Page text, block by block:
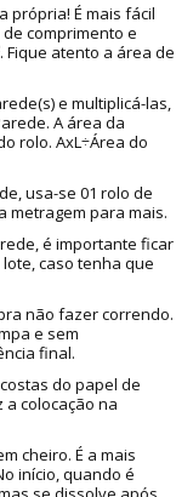
própria! É mais fácil
comprimento e
Fique atento a área de
e multiplicá-las,
A área da
rolo. AxL÷Área do
usa-se 01 rolo de
metragem para mais.
é importante ficar
caso tenha que
não fazer correndo.
e sem
final.
do papel de
a colocação na
cheiro. É a mais
início, quando é